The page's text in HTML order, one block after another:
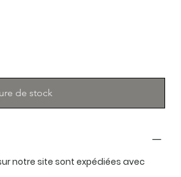
de stock
notre site sont expédiées avec